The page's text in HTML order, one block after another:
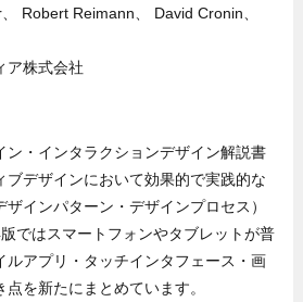
Robert Reimann、 David Cronin、
ア株式会社
ン・インタラクションデザイン解説書
ブデザインにおいて効果的で実践的な
インパターン・デザインプロセス）
ではスマートフォンやタブレットが普
ルアプリ・タッチインタフェース・画
を新たにまとめています。